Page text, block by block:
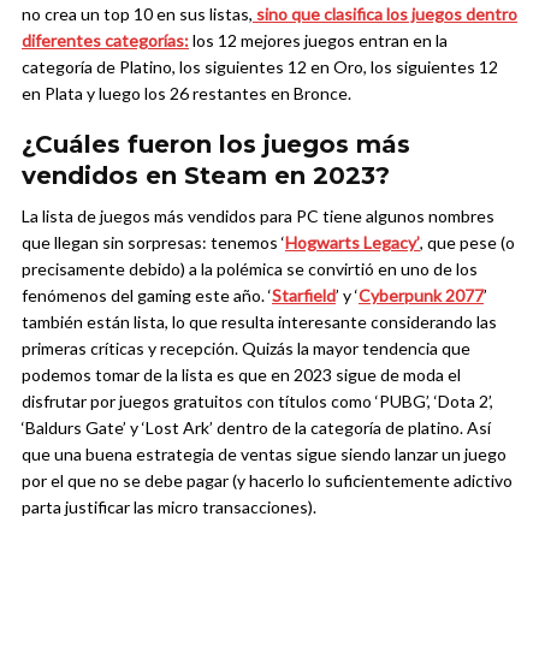
no crea un top 10 en sus listas, sino que clasifica los juegos dentro
diferentes categorías:los 12 mejores juegos entran en la
categoría de Platino, los siguientes 12 en Oro, los siguientes 12
en Plata y luego los 26 restantes en Bronce.
¿Cuáles fueron los juegos más
vendidos en Steam en 2023?
La lista de juegos más vendidos para PC tiene algunos nombres
que llegan sin sorpresas: tenemos ‘Hogwarts Legacy’, que pese (o
precisamente debido) a la polémica se convirtió en uno de los
fenómenos del gaming este año. ‘Starfield’ y ‘Cyberpunk 2077’
también están lista, lo que resulta interesante considerando las
primeras críticas y recepción. Quizás la mayor tendencia que
podemos tomar de la lista es que en 2023 sigue de moda el
disfrutar por juegos gratuitos con títulos como ‘PUBG’, ‘Dota 2’,
‘Baldurs Gate’ y ‘Lost Ark’ dentro de la categoría de platino. Así
que una buena estrategia de ventas sigue siendo lanzar un juego
por el que no se debe pagar (y hacerlo lo suficientemente adictivo
parta justificar las micro transacciones).